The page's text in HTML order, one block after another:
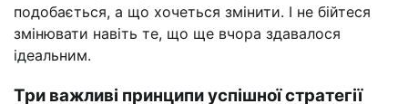
подобається, а що хочеться змінити. І не бійтеся
змінювати навіть те, що ще вчора здавалося
ідеальним.
Три важливі принципи успішної стратегії